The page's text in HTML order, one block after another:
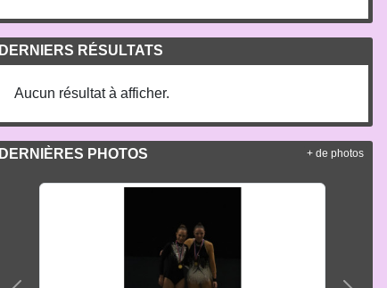
DERNIERS RÉSULTATS
Aucun résultat à afficher.
DERNIÈRES PHOTOS + de photos